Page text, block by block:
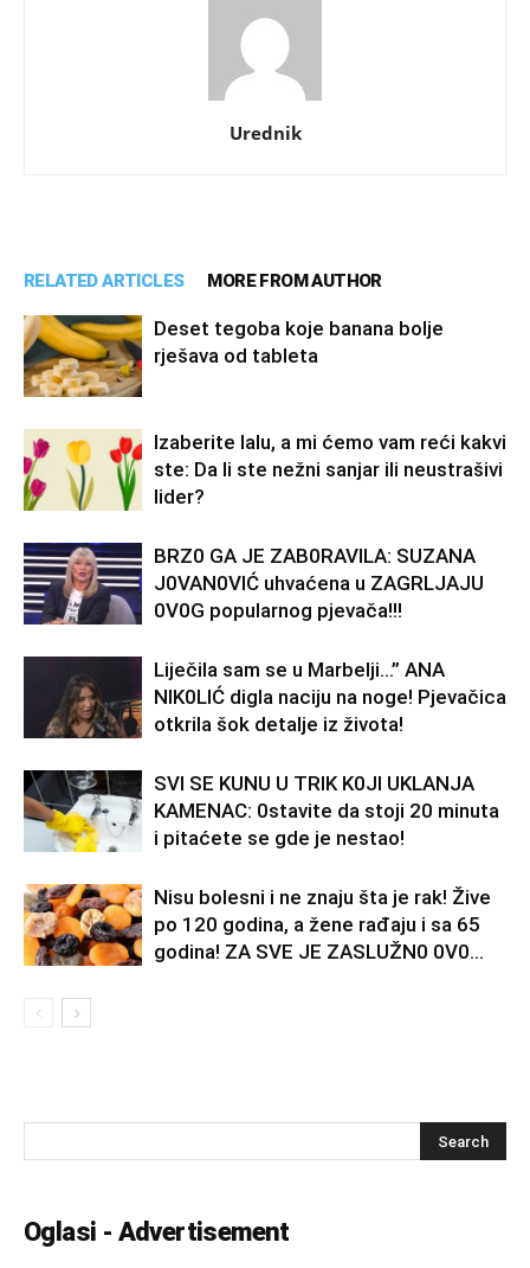
Urednik
RELATED ARTICLES MORE FROM AUTHOR
Deset tegoba koje banana bolje
rješava od tableta
Izaberite lalu, a mi ćemo vam reći kakvi
ste: Da li ste nežni sanjar ili neustrašivi
lider?
BRZ0 GA JE ZAB0RAVlLA: SUZANA
J0VAN0VIĆ uhvaćena u ZAGRLJAJU
0V0G popularnog pjevača!!!
Liječila sam se u Marbelji…” ANA
NlK0LlĆ digla naciju na noge! Pjevačica
otkrila šok detalje iz života!
SVl SE KUNU U TRlK K0Jl UKLANJA
KAMENAC: 0stavite da stoji 20 minuta
i pitaćete se gde je nestao!
Nisu bolesni i ne znaju šta je rak! Žive
po 120 godina, a žene rađaju i sa 65
godina! ZA SVE JE ZASLUŽN0 0V0...
Oglasi - Advertisement